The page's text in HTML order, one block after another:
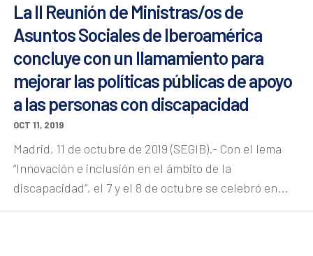
La II Reunión de Ministras/os de
Asuntos Sociales de Iberoamérica
concluye con un llamamiento para
mejorar las políticas públicas de apoyo
a las personas con discapacidad
OCT 11, 2019
Madrid, 11 de octubre de 2019 (SEGIB).- Con el lema
“Innovación e inclusión en el ámbito de la
discapacidad”, el 7 y el 8 de octubre se celebró en...